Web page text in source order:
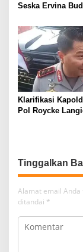
Seska Ervina
Jalan hingga
UMKM
Klarifikasi
Pol Roycke
Tinggalkan
Alamat email Anda
ditandai *